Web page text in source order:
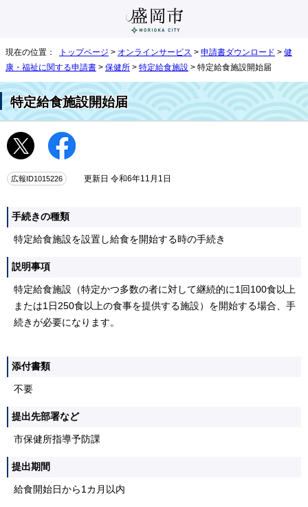
現在の位置： トップページ > オンラインサービス > 申請書ダウンロード > 健
康・福祉に関する申請書 > 保健所 > 特定給食施設 > 特定給食施設開始届
特定給食施設開始届
広報ID1015226 更新日 令和6年11月1日
手続きの種類
特定給食施設を設置し給食を開始する時の手続き
説明事項
特定給食施設（特定かつ多数の者に対して継続的に1回100食以上
または1日250食以上の食事を提供する施設）を開始する場合、手
続きが必要になります。
添付書類
不要
提出先部署など
市保健所指導予防課
提出期間
給食開始日から1カ月以内